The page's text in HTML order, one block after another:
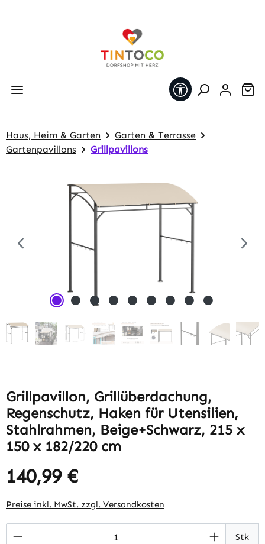
Werkzeugleiste
Haus, Heim & Garten
Garten & Terrasse
Gartenpavillons
Grillpavillons
Grillpavillon, Grillüberdachung,
Regenschutz, Haken für Utensilien,
Stahlrahmen, Beige+Schwarz, 215 x
150 x 182/220 cm
Regulärer Preis:
140,99 €
Preise inkl. MwSt. zzgl. Versandkosten
Produkt Anzahl: Gib den gewünschtenStk